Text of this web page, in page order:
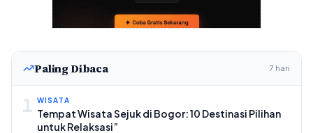
Paling Dibaca 7 hari
1 WISATA
Tempat Wisata Sejuk di Bogor: 10 Destinasi Pilihan
untuk Relaksasi”